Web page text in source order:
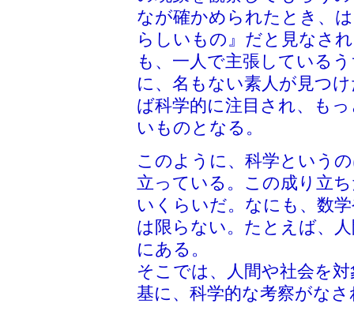
なが確かめられたとき、
らしいもの』だと見なさ
も、一人で主張している
に、名もない素人が見つ
ば科学的に注目され、も
いものとなる。
このように、科学という
立っている。この成り立
いくらいだ。なにも、数
は限らない。たとえば、
にある。
そこでは、人間や社会を
基に、科学的な考察がな